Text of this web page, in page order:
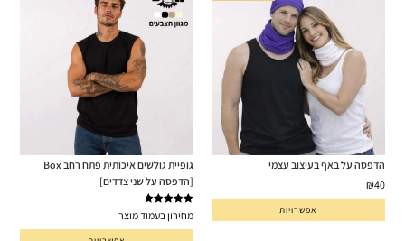
הדפסה על באף בעיצוב עצמי
₪40
אפשרויות
גופיית גולשים איכותית פתח רחב Box
[הדפסה על שני צדדים]
דורג5.00
מחירון בעמוד מוצר